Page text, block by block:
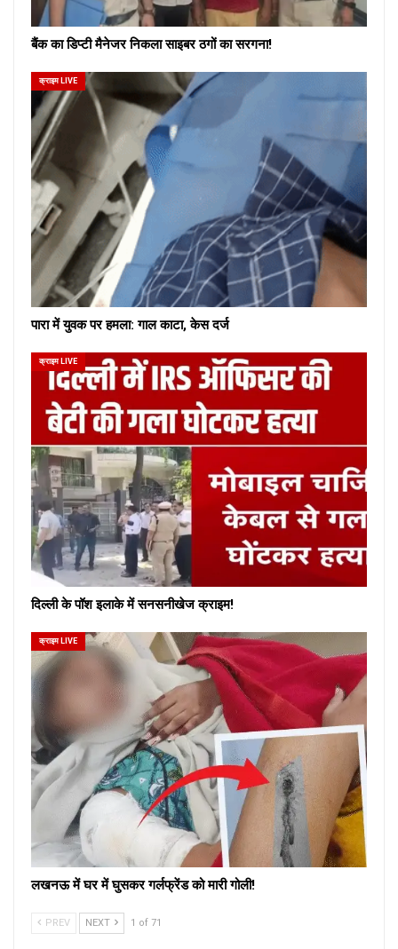
बैंक का डिप्टी मैनेजर निकला साइबर ठगों का सरगना!
क्राइम LIVE
पारा में युवक पर हमला: गाल काटा, केस दर्ज
क्राइम LIVE
दिल्ली के पॉश इलाके में सनसनीखेज क्राइम!
क्राइम LIVE
लखनऊ में घर में घुसकर गर्लफ्रेंड को मारी गोली!
PREV NEXT 1 of 71